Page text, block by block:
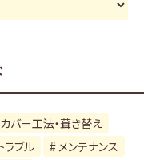
カバー工法・葺き替え
ラブル
メンテナンス